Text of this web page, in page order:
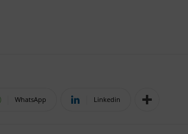
WhatsApp Linkedin